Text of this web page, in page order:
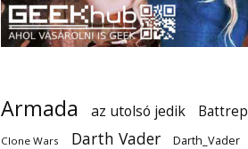
Armada az utolsó jedik Battrep
Clone Wars Darth Vader Darth_Vader